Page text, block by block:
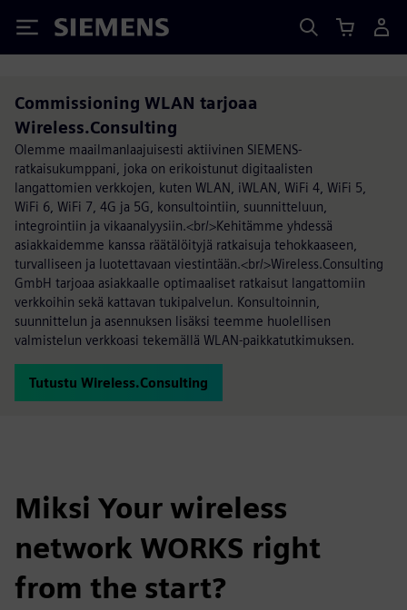
Siemens
Commissioning WLAN tarjoaa
Wireless.Consulting
Olemme maailmanlaajuisesti aktiivinen SIEMENS-
ratkaisukumppani, joka on erikoistunut digitaalisten
langattomien verkkojen, kuten WLAN, iWLAN, WiFi 4, WiFi 5,
WiFi 6, WiFi 7, 4G ja 5G, konsultointiin, suunnitteluun,
integrointiin ja vikaanalyysiin.<br/>Kehitämme yhdessä
asiakkaidemme kanssa räätälöityjä ratkaisuja tehokkaaseen,
turvalliseen ja luotettavaan viestintään.<br/>Wireless.Consulting
GmbH tarjoaa asiakkaalle optimaaliset ratkaisut langattomiin
verkkoihin sekä kattavan tukipalvelun. Konsultoinnin,
suunnittelun ja asennuksen lisäksi teemme huolellisen
valmistelun verkkoasi tekemällä WLAN-paikkatutkimuksen.
Tutustu Wireless.Consulting
Miksi Your wireless
network WORKS right
from the start?